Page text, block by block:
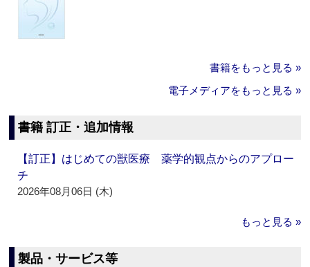
書籍をもっと見る »
電子メディアをもっと見る »
書籍 訂正・追加情報
【訂正】はじめての獣医療 薬学的観点からのアプロー
チ
2026年08月06日 (木)
もっと見る »
製品・サービス等